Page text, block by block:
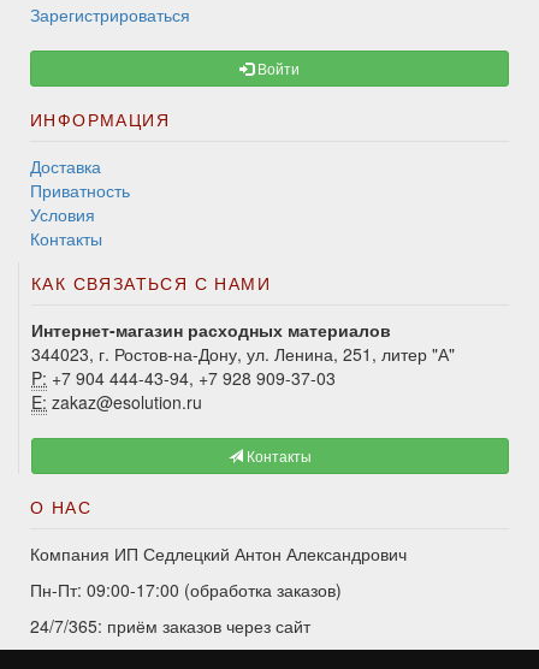
Зарегистрироваться
Войти
ИНФОРМАЦИЯ
Доставка
Приватность
Условия
Контакты
КАК СВЯЗАТЬСЯ С НАМИ
Интернет-магазин расходных материалов
344023, г. Ростов-на-Дону, ул. Ленина, 251, литер "А"
P: +7 904 444-43-94, +7 928 909-37-03
E: zakaz@esolution.ru
Контакты
О НАС
Компания ИП Седлецкий Антон Александрович
Пн-Пт: 09:00-17:00 (обработка заказов)
24/7/365: приём заказов через сайт